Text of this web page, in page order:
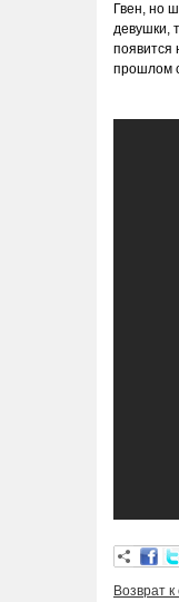
Гвен, но
девушки,
появится
прошлом
Возврат к